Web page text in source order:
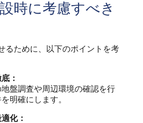
時に考慮すべき
るために、以下のポイントを考
：
盤調査や周辺環境の確認を行
明確にします。
化：